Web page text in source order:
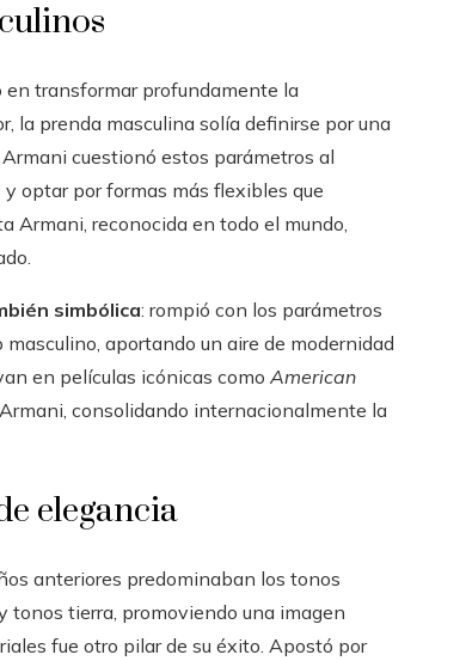
transformar profundamente la
la prenda masculina solía definirse por una
cuestionó estos parámetros al
optar por formas más flexibles que
Armani, reconocida en todo el mundo,
simbólica: rompió con los parámetros
aportando un aire de modernidad
en películas icónicas como American
consolidando internacionalmente la
elegancia
anteriores predominaban los tonos
tonos tierra, promoviendo una imagen
fue otro pilar de su éxito. Apostó por